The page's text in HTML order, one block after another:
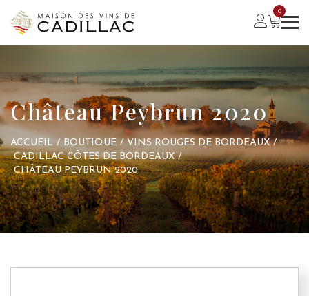
0
Château Peybrun 2020
ACCUEIL / BOUTIQUE / VINS ROUGES DE BORDEAUX /
CADILLAC CÔTES DE BORDEAUX /
CHÂTEAU PEYBRUN 2020